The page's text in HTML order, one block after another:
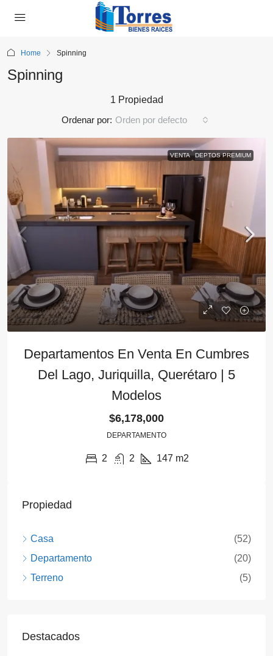
Home Spinning
Spinning
1 Propiedad
Ordenar por: Orden por defecto
VENTA DEPTOS PREMIUM
Departamentos En Venta En Cumbres
Del Lago, Juriquilla, Querétaro | 5
Modelos
$6,178,000
DEPARTAMENTO
2 2 147 m2
Propiedad
Casa
(52)
Departamento
(20)
Terreno
(5)
Destacados